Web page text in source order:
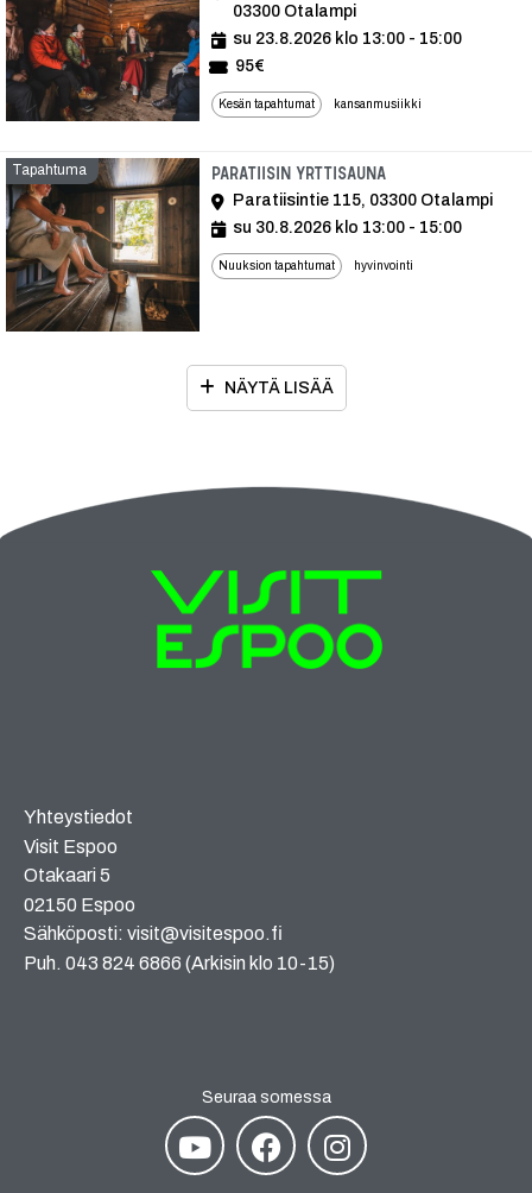
03300 Otalampi
su 23.8.2026 klo 13:00 - 15:00
95€
Kesän tapahtumat kansanmusiikki
Tapahtuma Paratiisin yrttisaunaTapahtuma
Paratiisintie 115, 03300 Otalampi
su 30.8.2026 klo 13:00 - 15:00
Nuuksion tapahtumat hyvinvointi
NÄYTÄ LISÄÄ
Yhteystiedot
Visit Espoo
Otakaari 5
02150 Espoo
Sähköposti: visit@visitespoo.fi
Puh. 043 824 6866 (Arkisin klo 10-15)
Seuraa somessa